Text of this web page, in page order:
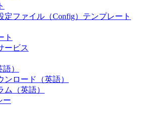
定ファイル（Config）テンプレート
ト
ービス
）
ンロード（英語）
（英語）
ー